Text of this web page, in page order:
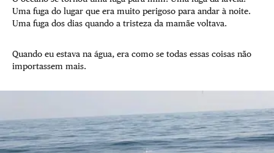
Uma fuga do lugar que era muito perigoso para andar à noite.
Uma fuga dos dias quando a tristeza da mamãe voltava.
Quando eu estava na água, era como se todas essas coisas não
importassem mais.